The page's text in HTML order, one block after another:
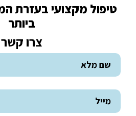
טיפול מקצועי בעזרת
ביותר
צרו קשר